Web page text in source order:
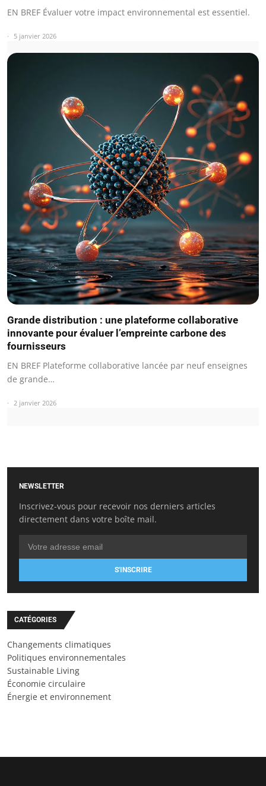
EN BREF Évaluer votre impact environnemental est essentiel.
5 janvier 2026
Grande distribution : une plateforme collaborative
innovante pour évaluer l’empreinte carbone des
fournisseurs
EN BREF Plateforme collaborative lancée par neuf enseignes
de grande…
2 janvier 2026
NEWSLETTER
Inscrivez-vous pour recevoir nos derniers articles
directement dans votre boîte mail.
S'INSCRIRE
CATÉGORIES
Changements climatiques
Politiques environnementales
Sustainable Living
Économie circulaire
Énergie et environnement